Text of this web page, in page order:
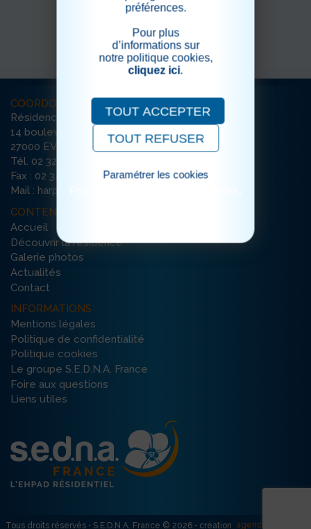
COORDONNÉES
Résidence La Harpe
14 boulevard Chambaudoin
27000 EVREUX
Tél. 02 32 29 69 00
Fax : 02 32 29 69 09
Mail : harpe-evreux@ehpad-sedna.fr
CONTENU DU SITE
Accueil
Découvrir la résidence
Galerie photos
Actualités
Contact
INFORMATIONS
Mentions légales
Politique de confidentialité
Politique cookies
Le groupe S.E.D.N.A. France
Foire aux questions
Liens utiles
Tous droits réservés • S.E.D.N.A. France © 2026 • création agence R créativ’
préférences.
Pour plus
d’informations sur
notre politique cookies,
cliquez ici.
TOUT ACCEPTER
TOUT REFUSER
Paramétrer les cookies